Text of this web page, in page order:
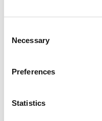
Selection
Necessary
Preferences
Statistics
Bakfickan är namnet
skärgårdsinspirerade
Marstrandsborna